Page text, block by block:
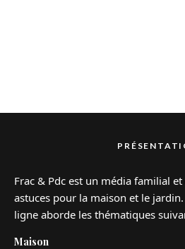
Frac & Pdc est un média familial
astuces pour la maison et le
ligne aborde les thématiques
Maison